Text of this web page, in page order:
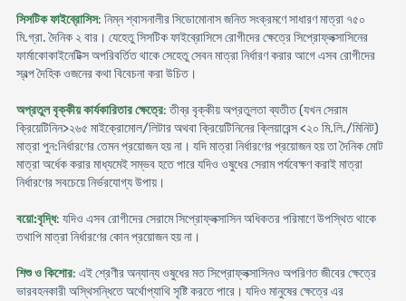
সিসটিক ফাইব্রোসিস: নিম্ন শ্বাসনালীর সিডোমোনাস জনিত সংক্রমণে সাধারণ মাত্রা ৭৫০
মি.গ্রা. দৈনিক ২ বার। যেহেতু সিসটিক ফাইব্রোসিসে রোগীদের ক্ষেত্রে সিপ্রোফ্লক্সাসিনের
ফার্মাকোকাইনেটিক্স অপরিবর্তিত থাকে সেহেতু সেবন মাত্রা নির্ধারণ করার আগে এসব রোগীদের
স্বল্প দৈহিক ওজনের কথা বিবেচনা করা উচিত।
অপ্রতুল বৃক্কীয় কার্যকারিতার ক্ষেত্রে: তীব্র বৃক্কীয় অপ্রতুলতা ব্যতীত (যখন সেরাম
ক্রিয়েটিনিন>২৬৫ মাইক্রোমোল/লিটার অথবা ক্রিয়েটিনিনের ক্লিয়ারেন্স <২০ মি.লি./মিনিট)
মাত্রা পুন:নির্ধারণের তেমন প্রয়োজন হয় না। যদি মাত্রা নির্ধারণের প্রয়োজন হয় তা দৈনিক মোট
মাত্রা অর্ধেক করার মাধ্যমেই সম্ভব হতে পারে যদিও ওষুধের সেরাম পর্যবেক্ষণ করাই মাত্রা
নির্ধারণের সবচেয়ে নির্ভরযোগ্য উপায়।
বয়ো:বৃদ্ধি: যদিও এসব রোগীদের সেরামে সিপ্রোফ্লক্সাসিন অধিকতর পরিমাণে উপস্থিত থাকে
তথাপি মাত্রা নির্ধারণের কোন প্রয়োজন হয় না।
শিশু ও কিশোর: এই শ্রেণীর অন্যান্য ওষুধের মত সিপ্রোফ্লক্সাসিনও অপরিণত জীবের ক্ষেত্রে
ভারবহনকারী অস্থিসন্ধিতে অর্থোপ্যাথি সৃষ্টি করতে পারে। যদিও মানুষের ক্ষেত্রে এর